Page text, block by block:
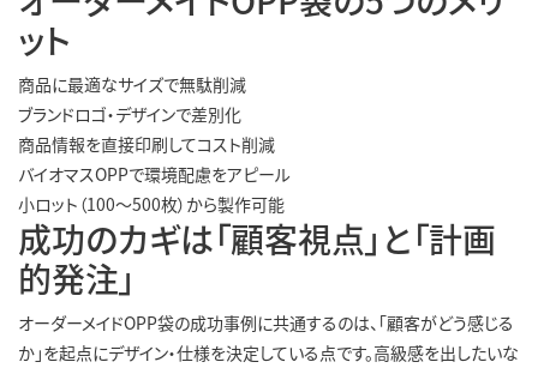
ット
商品に最適なサイズで無駄削減
ブランドロゴ・デザインで差別化
商品情報を直接印刷してコスト削減
バイオマスOPPで環境配慮をアピール
小ロット（100〜500枚）から製作可能
成功のカギは「顧客視点」と「計画
的発注」
オーダーメイドOPP袋の成功事例に共通するのは、「顧客がどう感じる
か」を起点にデザイン・仕様を決定している点です。高級感を出したいな